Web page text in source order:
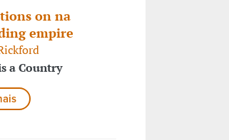
on na
empire
a Country